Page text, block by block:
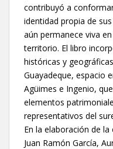
contribuyó a
identidad propia de
aún permanece viva
territorio. El libro
históricas y
Guayadeque, espacio
Agüimes e Ingenio,
elementos
representativos del
En la elaboración de
Juan Ramón García,